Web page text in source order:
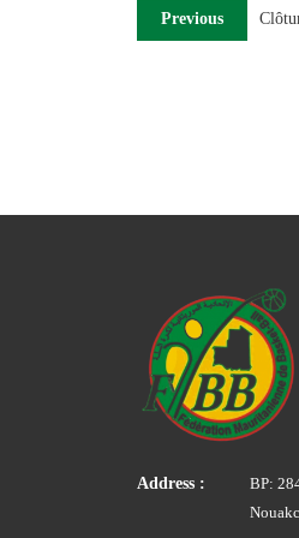
Previous
Address :
BP: